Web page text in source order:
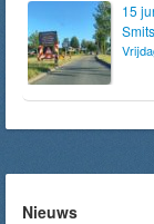
15
Nieuws